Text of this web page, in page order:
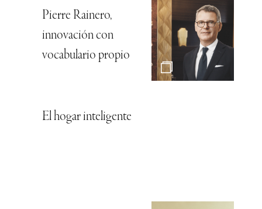
Pierre Rainero,
innovación con
vocabulario propio
El hogar inteligente